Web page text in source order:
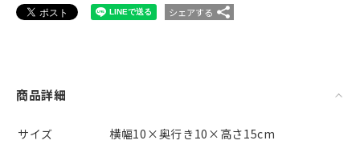
シェアする
商品詳細
サイズ
横幅10×奥行き10×高さ15cm